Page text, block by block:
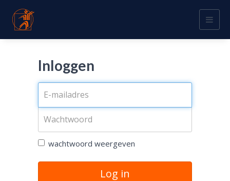
Inloggen
wachtwoord weergeven
Log in